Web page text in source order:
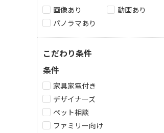
画像あり
動画あり
パノラマあり
こだわり条件
条件
家具家電付き
デザイナーズ
ペット相談
ファミリー向け